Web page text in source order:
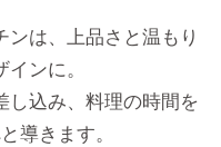
は、上品さと温もり
ンに。
し込み、料理の時間を
導きます。